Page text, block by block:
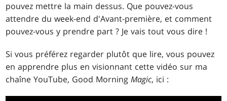
pouvez mettre la main dessus. Que pouvez-vous
attendre du week-end d'Avant-première, et comment
pouvez-vous y prendre part ? Je vais tout vous dire !
Si vous préférez regarder plutôt que lire, vous pouvez
en apprendre plus en visionnant cette vidéo sur ma
chaîne YouTube, Good MorningMagic, ici :